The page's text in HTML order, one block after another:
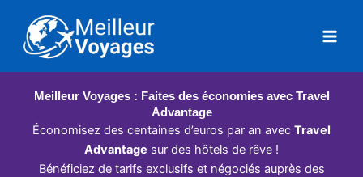
contenu
Meilleur Voyages : Faites des économies avec Travel
Advantage
Économisez des centaines d’euros par an avec Travel
Advantage sur des hôtels de rêve !
Bénéficiez de tarifs exclusifs et négociés auprès des